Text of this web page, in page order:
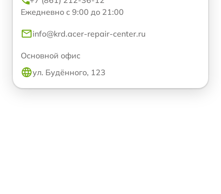
Ежедневно с 9:00 до 21:00
info@krd.acer-repair-center.ru
Основной офис
ул. Будённого, 123